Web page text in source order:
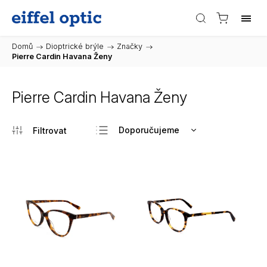
Domů / Dioptrické brýle / Značky /
Pierre Cardin Havana Ženy
Pierre Cardin Havana Ženy
Doporučujeme
Abecedně